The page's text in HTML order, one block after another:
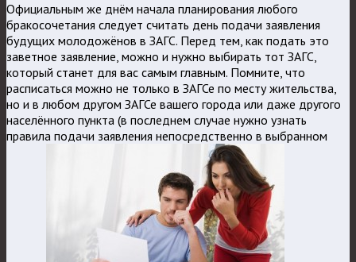
Официальным же днём начала планирования любого
бракосочетания следует считать день подачи заявления
будущих молодожёнов в ЗАГС. Перед тем, как подать это
заветное заявление, можно и нужно выбирать тот ЗАГС,
который станет для вас самым главным. Помните, что
расписаться можно не только в ЗАГСе по месту жительства,
но и в любом другом ЗАГСе вашего города или даже другого
населённого пункта (в последнем случае нужно узнать
правила подачи заявления непосредственно в выбранном